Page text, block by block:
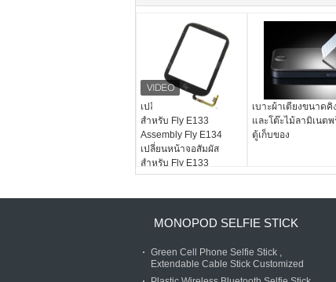
เปลี่ยนหน้าจอสัมผัส
สำหรับ Fly E133
Assembly Fly E134
เปลี่ยนหน้าจอสัมผัส
สำหรับ Fly E133
Assembly Fly
เบาะผ้าเตียงขนาดคิ
และโต๊ะไม้ลามิเนตพ
ตู้เก็บของ
MONOPOD SELFIE STICK
Green Cell Phone Selfie Stick ,
Extendable Cable Stick Customized